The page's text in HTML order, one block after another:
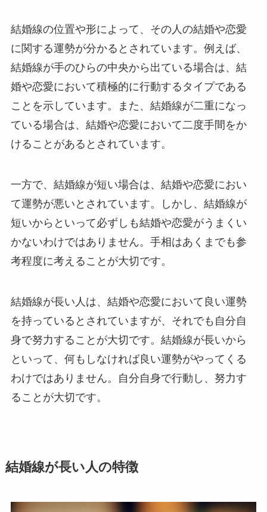
結婚線の位置や形によって、その人の結婚や恋愛
に関する運勢が分かるとされています。例えば、
結婚線が手のひらの中央から出ている場合は、結
婚や恋愛において積極的に行動するタイプである
ことを示しています。また、結婚線が二重になっ
ている場合は、結婚や恋愛において二度手間をか
けることがあるとされています。
一方で、結婚線が短い場合は、結婚や恋愛におい
て運勢が悪いとされています。しかし、結婚線が
短いからといって必ずしも結婚や恋愛がうまくい
かないわけではありません。手相はあくまでも参
考程度に考えることが大切です。
結婚線が長い人は、結婚や恋愛において良い運勢
を持っているとされていますが、それでも自分自
身で努力することが大切です。結婚線が長いから
といって、何もしなければ良い運勢がやってくる
わけではありません。自分自身で行動し、努力す
ることが大切です。
結婚線が長い人の特徴